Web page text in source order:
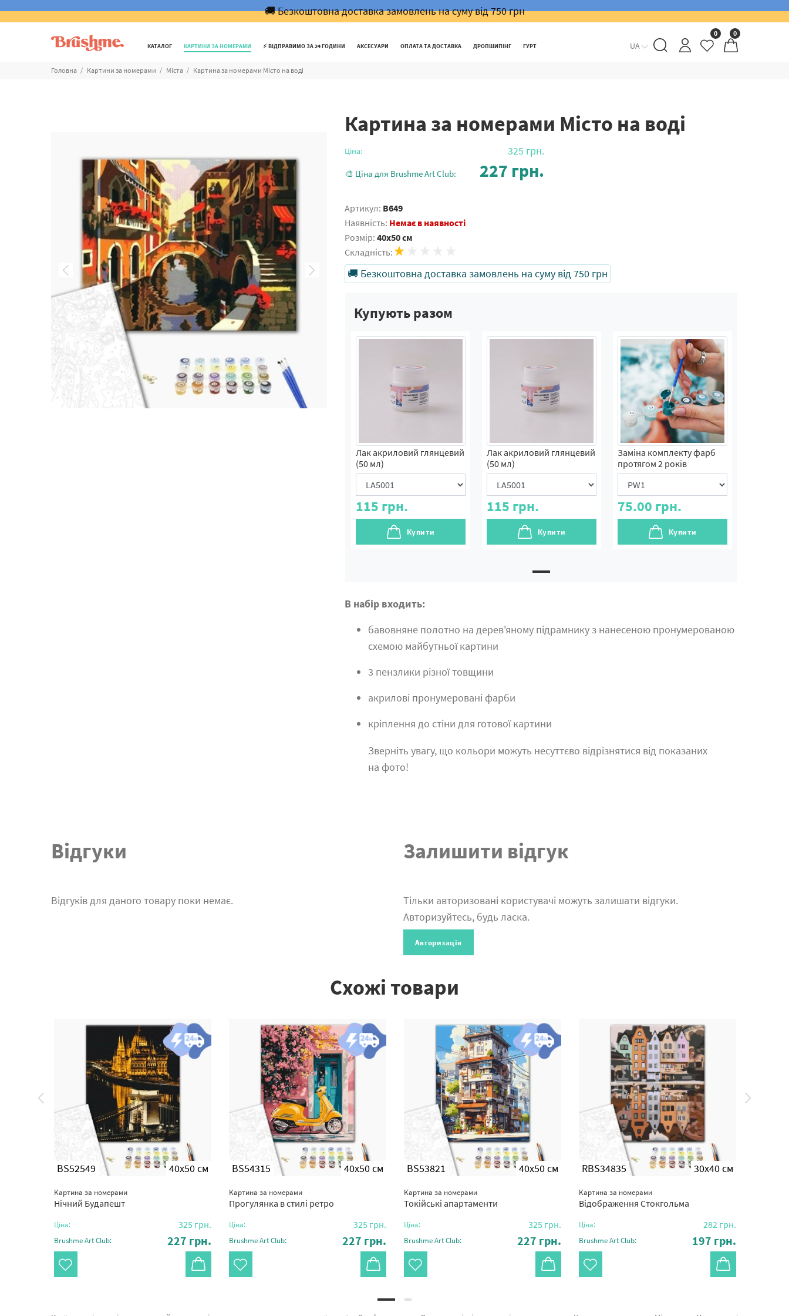
🚚 Безкоштовна доставка замовлень на суму від 750 грн
КАТАЛОГ КАРТИНИ ЗА НОМЕРАМИ ⚡️ ВІДПРАВИМО ЗА 24 ГОДИНИ АКСЕСУАРИ ОПЛАТА ТА ДОСТАВКА ДРОПШИПІНГ ГУРТ UA
0 0
Головна Картини за номерами Міста Картина за номерами Місто на воді
Картина за номерами Місто на воді
Ціна: 325 грн.
🎨 Ціна для Brushme Art Club: 227 грн.
Артикул: B649
Наявність: Немає в наявності
Розмір: 40x50 см
Складність:
🚚 Безкоштовна доставка замовлень на суму від 750 грн
Купують разом
Лак акриловий глянцевий
(50 мл)
115 грн.
Купити
Лак акриловий глянцевий
(50 мл)
115 грн.
Купити
Заміна комплекту фарб
протягом 2 років
75.00 грн.
Купити
В набір входить:
бавовняне полотно на дерев'яному підрамнику з нанесеною пронумерованою
схемою майбутньої картини
3 пензлики різної товщини
акрилові пронумеровані фарби
кріплення до стіни для готової картини
Зверніть увагу, що кольори можуть несуттєво відрізнятися від показаних
на фото!
Відгуки
Відгуків для даного товару поки немає.
Залишити відгук
Тільки авторизовані користувачі можуть залишати відгуки.
Авторизуйтесь, будь ласка.
Авторизація
Схожі товари
BS52549 40x50 см
Картина за номерами
Нічний Будапешт
Ціна: 325 грн.
Brushme Art Club: 227 грн.
BS54315 40x50 см
Картина за номерами
Прогулянка в стилі ретро
Ціна: 325 грн.
Brushme Art Club: 227 грн.
BS53821 40x50 см
Картина за номерами
Токійські апартаменти
Ціна: 325 грн.
Brushme Art Club: 227 грн.
RBS34835 30x40 см
Картина за номерами
Відображення Стокгольма
Ціна: 282 грн.
Brushme Art Club: 197 грн.